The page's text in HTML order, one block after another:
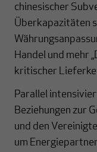
chinesischer
Überkapazitäten
Handel und mehr
kritischer
Parallel
Beziehungen zur
und den
um